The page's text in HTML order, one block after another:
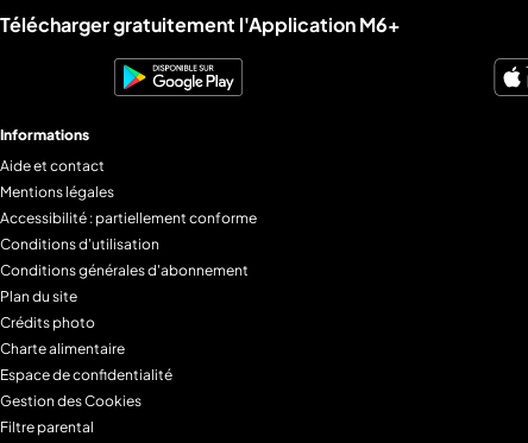
dérape
Liens utiles M6+.
Télécharger gratuitement l'Application M6+
Informations
Aide et contact
Mentions légales
Accessibilité : partiellement conforme
Conditions d'utilisation
Conditions générales d'abonnement
Plan du site
Crédits photo
Charte alimentaire
Espace de confidentialité
Gestion des Cookies
Filtre parental